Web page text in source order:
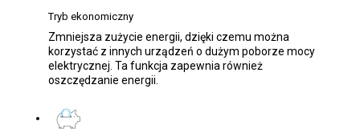
Tryb ekonomiczny
Zmniejsza zużycie energii, dzięki czemu można
korzystać z innych urządzeń o dużym poborze mocy
elektrycznej. Ta funkcja zapewnia również
oszczędzanie energii.